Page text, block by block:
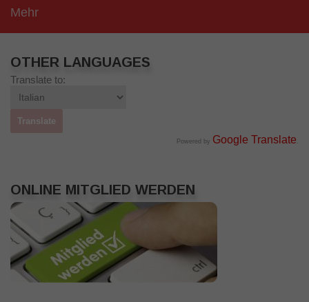
Mehr
OTHER LANGUAGES
Translate to:
Powered by Google Translate .
ONLINE MITGLIED WERDEN